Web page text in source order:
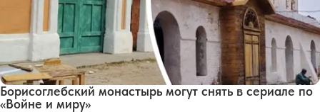
Борисоглебский монастырь могут снять в сериале по
«Войне и миру»